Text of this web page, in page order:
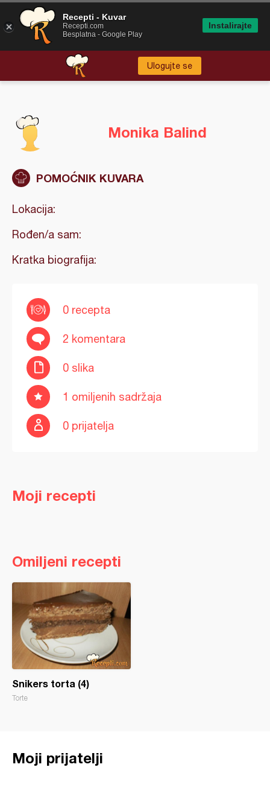
Ulogujte se
Monika Balind
POMOĆNIK KUVARA
Lokacija:
Rođen/a sam:
Kratka biografija:
0 recepta
2 komentara
0 slika
1 omiljenih sadržaja
0 prijatelja
Moji recepti
Omiljeni recepti
Snikers torta (4)
Torte
Moji prijatelji
Recepti - Kuvar
Recepti.com
Besplatna - Google Play
Instalirajte